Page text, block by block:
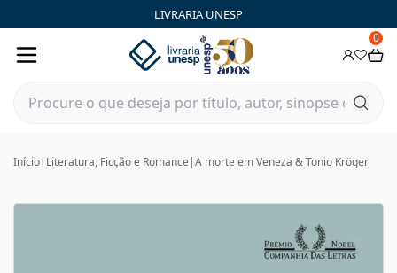
LIVRARIA UNESP
0
Início| Literatura, Ficção e Romance |A morte em Veneza & Tonio Kröger